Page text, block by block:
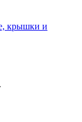
крышки и